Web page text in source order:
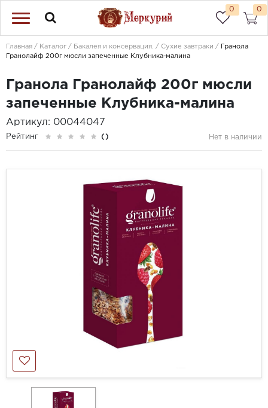
0 0
Главная Каталог Бакалея и консервация. Сухие завтраки
Гранола
Гранолайф 200г мюсли запеченные Клубника-малина
Гранола Гранолайф 200г мюсли
запеченные Клубника-малина
Артикул: 00044047
Рейтинг () Нет в наличии